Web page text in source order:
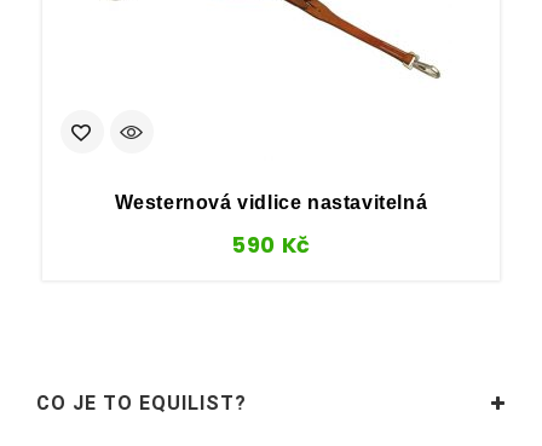
Westernová vidlice nastavitelná
590 Kč
CO JE TO EQUILIST?